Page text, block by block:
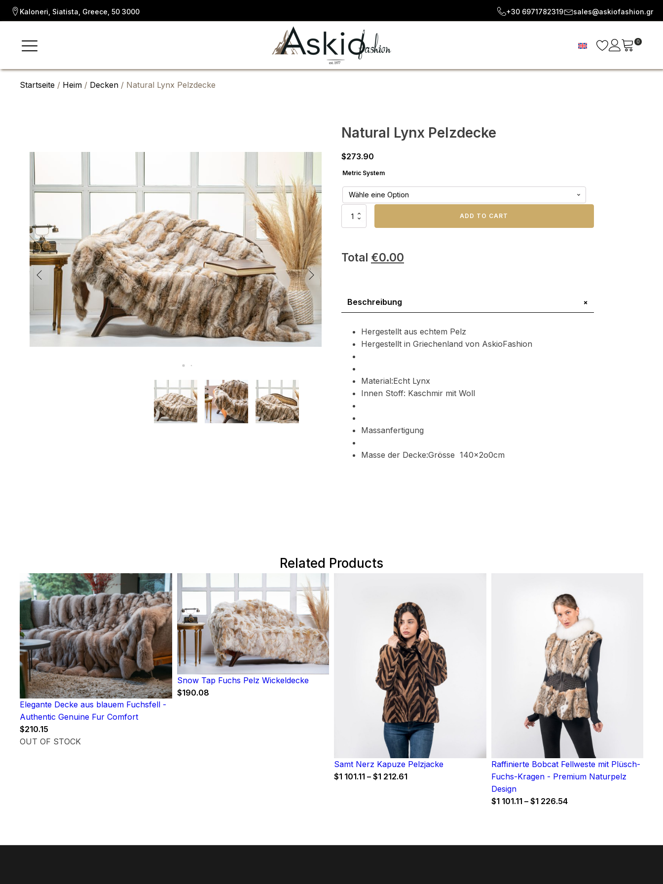
Kaloneri, Siatista, Greece, 50 3000 +30 6971782319 sales@askiofashion.gr
0
Startseite / Heim / Decken / Natural Lynx Pelzdecke
Natural Lynx Pelzdecke
$273.90
Metric System
Natural
ADD TO CART
Total €0.00
Beschreibung +
Hergestellt aus echtem Pelz
Hergestellt in Griechenland von AskioFashion
Material:Echt Lynx
Innen Stoff: Kaschmir mit Woll
Massanfertigung
Masse der Decke:Grösse 140x2o0cm
Related Products
Elegante Decke aus blauem Fuchsfell -
Authentic Genuine Fur Comfort
$210.15
OUT OF STOCK
Snow Tap Fuchs Pelz Wickeldecke
$190.08
Samt Nerz Kapuze Pelzjacke
$1 101.11 – $1 212.61
Raffinierte Bobcat Fellweste mit Plüsch-
Fuchs-Kragen - Premium Naturpelz
Design
$1 101.11 – $1 226.54Price